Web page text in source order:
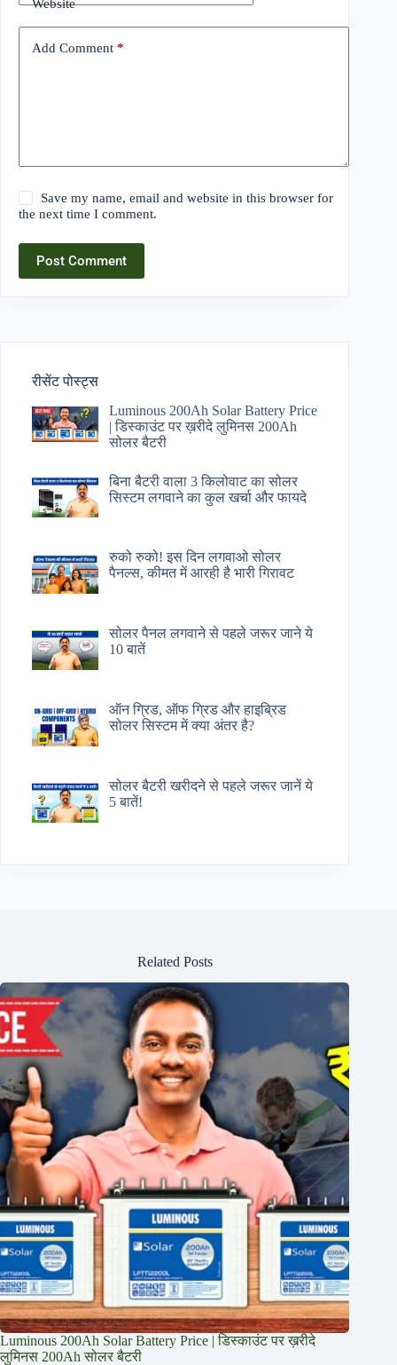
Website
Add Comment *
Save my name, email and website in this browser for
the next time I comment.
Post Comment
रीसेंट पोस्ट्स
Luminous 200Ah Solar Battery Price​
| डिस्काउंट पर ख़रीदे लुमिनस 200Ah
सोलर बैटरी
बिना बैटरी वाला 3 किलोवाट का सोलर
सिस्टम लगवाने का कुल खर्चा और फायदे
रुको रुको! इस दिन लगवाओ सोलर
पैनल्स, कीमत में आरही है भारी गिरावट
सोलर पैनल लगवाने से पहले जरूर जाने ये
10 बातें
ऑन ग्रिड, ऑफ ग्रिड और हाइब्रिड
सोलर सिस्टम में क्या अंतर है?
सोलर बैटरी खरीदने से पहले जरूर जानें ये
5 बातें!
Related Posts
Luminous 200Ah Solar Battery Price​ | डिस्काउंट पर ख़रीदे
लुमिनस 200Ah सोलर बैटरी